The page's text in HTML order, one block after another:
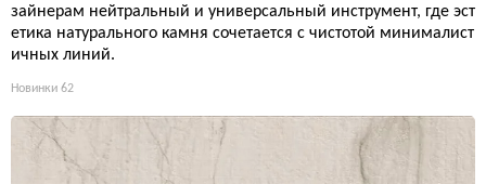
зайнерам нейтральный и универсальный инструмент, где эст
етика натурального камня сочетается с чистотой минималист
ичных линий.
Новинки 62